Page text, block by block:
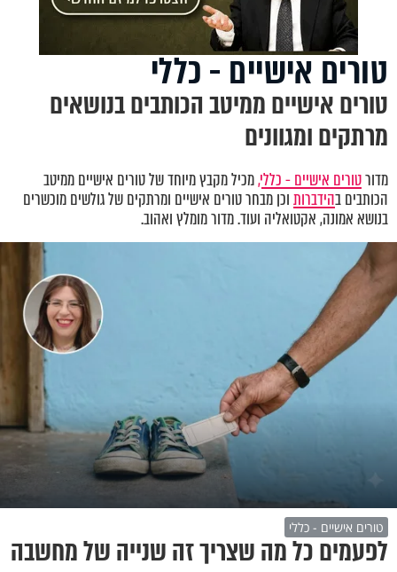
טורים אישיים - כללי
טורים אישיים ממיטב הכותבים בנושאים
מרתקים ומגוונים
מדורטורים אישיים - כללי,מכיל מקבץ מיוחד של טורים אישיים ממיטב
הכותבים בהידברותוכן מבחר טורים אישיים ומרתקים של גולשים מוכשרים
בנושא אמונה, אקטואליה ועוד. מדור מומלץ ואהוב.
טורים אישיים - כללי
לפעמים כל מה שצריך זה שנייה של מחשבה